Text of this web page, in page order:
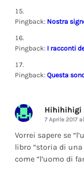
Pingback: Nostra
Pingback: I racconti
Pingback:Questa
Hihihihigi
7 Aprile 2017
Vorrei sapere se
libro “storia di
come “l’uomo di